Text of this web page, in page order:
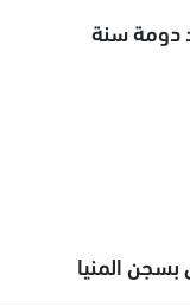
دومة سنة
المنيا